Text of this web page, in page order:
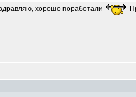
хорошо поработали